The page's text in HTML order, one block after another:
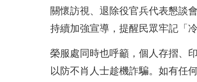
關懷訪視、退除役官兵代表懇談
持續加強宣導，提醒民眾牢記「
榮服處同時也呼籲，個人存摺、
以防不肖人士趁機詐騙。如有任